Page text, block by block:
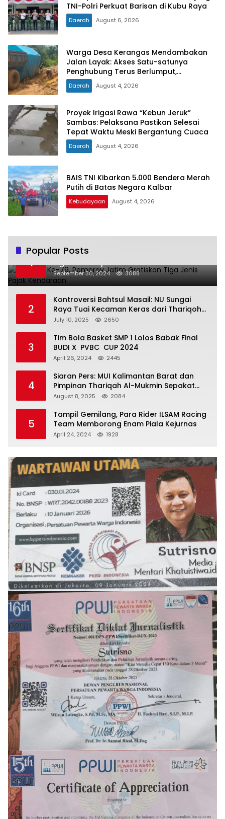
TNI-Polri Perkuat Barisan di Kubu Raya
Daerah August 6, 2026
Warga Desa Kerangas Mendambakan
Jalan Layak: Akses Satu-satunya
Penghubung Terus Berlumput,
Menghambat Ekonomi dan Pelayanan
Kesehatan
Daerah August 4, 2026
Proyek Irigasi Rawa “Kebun Jeruk”
Sambas: Pelaksana Pastikan Selesai
Tepat Waktu Meski Bergantung Cuaca
Daerah August 4, 2026
BAIS TNI Kibarkan 5.000 Bendera Merah
Putih di Batas Negara Kalbar
Kebudayaan August 4, 2026
Popular Posts
1
Hari Jadi Ke-79, Pemprov Jatim Gratiskan
Tiga Jenis Pajak Kendaraan
September 30, 2024 3088
2
Kontroversi Bahtsul Masail: NU Sungai
Raya Tuai Kecaman Keras dari Thariqoh
Al Mu’min
July 10, 2025 2650
3
Tim Bola Basket SMP 1 Lolos Babak Final
BUDI X PVBC CUP 2024
April 26, 2024 2445
4
Siaran Pers: MUI Kalimantan Barat dan
Pimpinan Thariqah Al-Mukmin Sepakat
Jaga Umat
August 8, 2025 2084
5
Tampil Gemilang, Para Rider ILSAM Racing
Team Memborong Enam Piala Kejurnas
April 24, 2024 1928